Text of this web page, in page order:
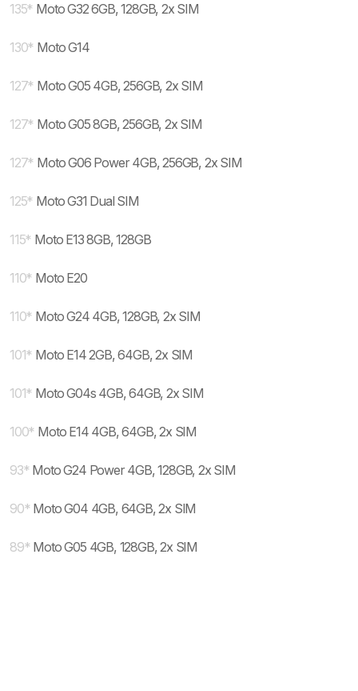
135* Moto G32 6GB, 128GB, 2x SIM
130* Moto G14
127* Moto G05 4GB, 256GB, 2x SIM
127* Moto G05 8GB, 256GB, 2x SIM
127* Moto G06 Power 4GB, 256GB, 2x SIM
125* Moto G31 Dual SIM
115* Moto E13 8GB, 128GB
110* Moto E20
110* Moto G24 4GB, 128GB, 2x SIM
101* Moto E14 2GB, 64GB, 2x SIM
101* Moto G04s 4GB, 64GB, 2x SIM
100* Moto E14 4GB, 64GB, 2x SIM
93* Moto G24 Power 4GB, 128GB, 2x SIM
90* Moto G04 4GB, 64GB, 2x SIM
89* Moto G05 4GB, 128GB, 2x SIM